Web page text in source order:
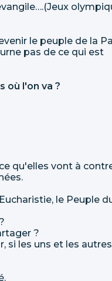
le peuple de la
pas de ce qui est
où l'on va ?
qu'elles vont à
le Peuple
?
si les uns et les